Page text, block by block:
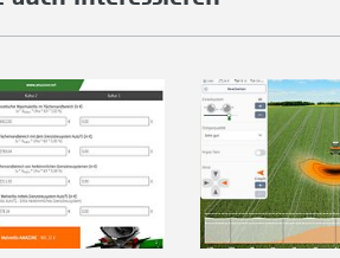
1:1,33